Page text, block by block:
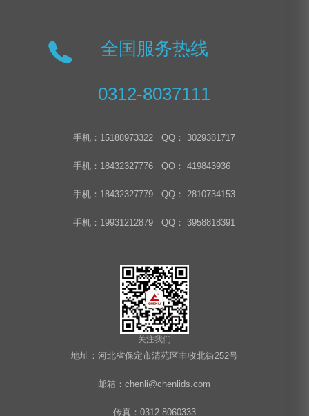
全国服务热线
0312-8037111
手机：15188973322 QQ： 3029381717
手机：18432327776 QQ： 419843936
手机：18432327779 QQ： 2810734153
手机：19931212879 QQ： 3958818391
关注我们
地址：河北省保定市清苑区丰收北街252号
邮箱：chenli@chenlids.com
传真：0312-8060333